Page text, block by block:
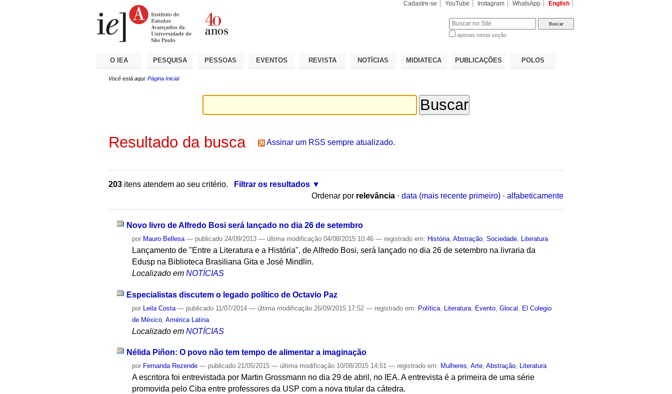
Cadastre-se YouTube Instagram WhatsApp English
apenas nesta seção
O IEA PESQUISA PESSOAS EVENTOS REVISTA NOTÍCIAS MIDIATECA PUBLICAÇÕES POLOS
Você está aqui: Página Inicial
Resultado da busca Assinar um RSS sempre atualizado.
203 itens atendem ao seu critério.
Filtrar os resultados
Ordenar por relevância · data (mais recente primeiro) · alfabeticamente
Novo livro de Alfredo Bosi será lançado no dia 26 de setembro
por Mauro Bellesa — publicado 24/09/2013— última modificação 04/08/2015 10:46— registrado em: História ,Abstração ,Sociedade Literatura
Lançamento de "Entre a Literatura e a História", de Alfredo Bosi, será lançado no dia 26 de setembro na livraria da
Edusp na Biblioteca Brasiliana Gita e José Mindlin.
Localizado em NOTÍCIAS
Especialistas discutem o legado político de Octavio Paz
por Leila Costa — publicado 11/07/2014— última modificação 26/09/2015 17:52— registrado em: Política Literatura Evento ,Glocal
El Colegio
de México ,América Latina
Localizado em NOTÍCIAS
Nélida Piñon: O povo não tem tempo de alimentar a imaginação
por Fernanda Rezende — publicado 21/05/2015— última modificação 10/08/2015 14:51— registrado em: Mulheres,Arte,Abstração, Literatura
A escritora foi entrevistada por Martin Grossmann no dia 29 de abril, no IEA. A entrevista é a primeira de uma série
promovida pelo Ciba entre professores da USP com a nova titular da cátedra.